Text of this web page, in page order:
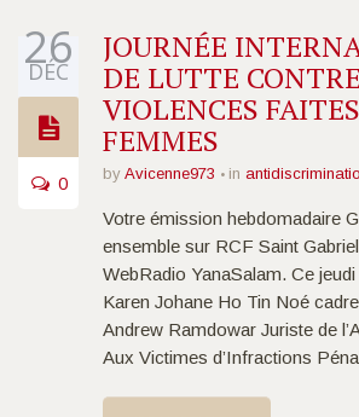
26
DÉC
0
JOURNÉE
DE LUTTE
VIOLENCES
FEMMES
by Avicenne973 in
Votre émission hebdomadaire
ensemble sur RCF Saint
WebRadio YanaSalam. Ce
Karen Johane Ho Tin Noé
Andrew Ramdowar Juriste de
Aux Victimes d’Infractions